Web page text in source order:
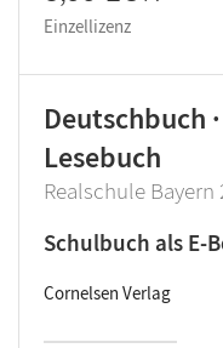
Einzellizenz
Deutschbuch
Lesebuch
Realschule Bayern
Schulbuch als E-
Cornelsen Verlag